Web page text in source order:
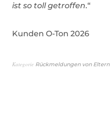
ist so toll getroffen.“
Kunden O-Ton 2026
Kategorie Rückmeldungen von Eltern